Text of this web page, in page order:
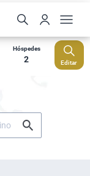
Hóspedes
2 Editar